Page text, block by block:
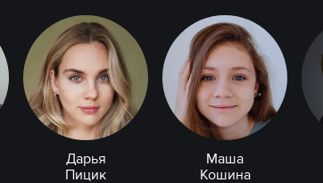
Дарья
Пицик
Маша
Кошина